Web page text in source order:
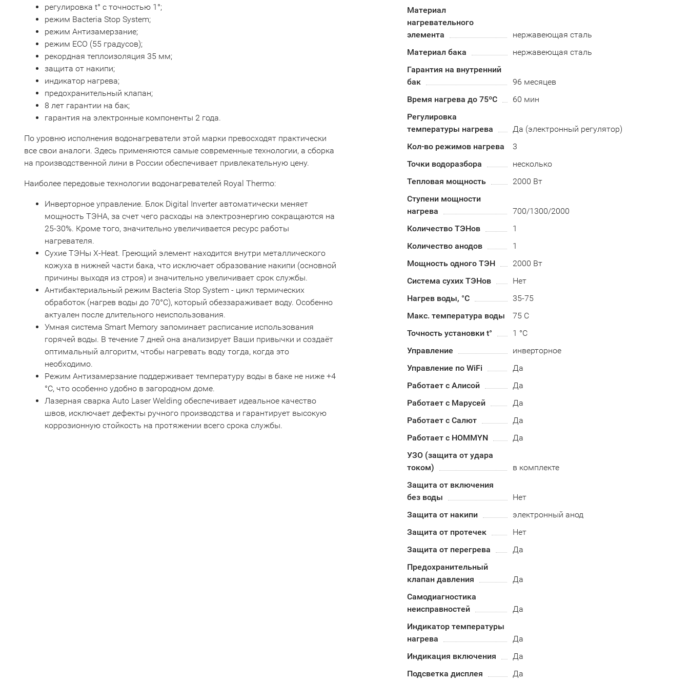
регулировка t° с точностью 1°;
режим Bacteria Stop System;
режим Антизамерзание;
режим ECO (55 градусов);
рекордная теплоизоляция 35 мм;
защита от накипи;
индикатор нагрева;
предохранительный клапан;
8 лет гарантии на бак;
гарантия на электронные компоненты 2 года.
По уровню исполнения водонагреватели этой марки превосходят практически
все свои аналоги. Здесь применяются самые современные технологии, а сборка
на производственной лини в России обеспечивает привлекательную цену.
Наиболее передовые технологии водонагревателей Royal Thermo:
Инверторное управление. Блок Digital Inverter автоматически меняет
мощность ТЭНА, за счет чего расходы на электроэнергию сокращаются на
25-30%. Кроме того, значительно увеличивается ресурс работы
нагревателя.
Сухие ТЭНы X-Heat. Греющий элемент находится внутри металлического
кожуха в нижней части бака, что исключает образование накипи (основной
причины выходя из строя) и значительно увеличивает срок службы.
Антибактериальный режим Bacteria Stop System - цикл термических
обработок (нагрев воды до 70°С), который обеззараживает воду. Особенно
актуален после длительного неиспользования.
Умная система Smart Memory запоминает расписание использования
горячей воды. В течение 7 дней она анализирует Ваши привычки и создаёт
оптимальный алгоритм, чтобы нагревать воду тогда, когда это
необходимо.
Режим Антизамерзание поддерживает температуру воды в баке не ниже +4
°С, что особенно удобно в загородном доме.
Лазерная сварка Auto Laser Welding обеспечивает идеальное качество
швов, исключает дефекты ручного производства и гарантирует высокую
коррозионную стойкость на протяжении всего срока службы.
Материал
нагревательного
элемента
нержавеющая сталь
Материал бака
нержавеющая сталь
Гарантия на внутренний
бак
96 месяцев
Время нагрева до 75ºС
60 мин
Регулировка
температуры нагрева
Да (электронный регулятор)
Кол-во режимов нагрева
3
Точки водоразбора
несколько
Тепловая мощность
2000 Вт
Ступени мощности
нагрева
700/1300/2000
Количество ТЭНов
1
Количество анодов
1
Мощность одного ТЭН
2000 Вт
Система сухих ТЭНов
Нет
Нагрев воды, °С
35-75
Макс. температура воды
75 С
Точность установки t°
1 °C
Управление
инверторное
Управление по WiFi
Да
Работает с Алисой
Да
Работает с Марусей
Да
Работает с Салют
Да
Работает с HOMMYN
Да
УЗО (защита от удара
током)
в комплекте
Защита от включения
без воды
Нет
Защита от накипи
электронный анод
Защита от протечек
Нет
Защита от перегрева
Да
Предохранительный
клапан давления
Да
Самодиагностика
неисправностей
Да
Индикатор температуры
нагрева
Да
Индикация включения
Да
Подсветка дисплея
Да